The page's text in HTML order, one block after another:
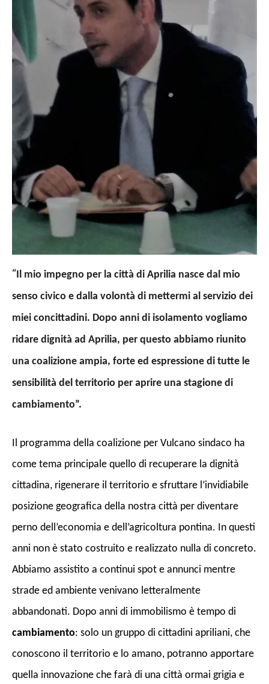
“ Il mio impegno per la città di Aprilia nasce dal mio
senso civico e dalla volontà di mettermi al servizio dei
miei concittadini. Dopo anni di isolamento vogliamo
ridare dignità ad Aprilia, per questo abbiamo riunito
una coalizione ampia, forte ed espressione di tutte le
sensibilità del territorio per aprire una stagione di
cambiamento”.
Il programma della coalizione per Vulcano sindaco ha
come tema principale quello di recuperare la dignità
cittadina, rigenerare il territorio e sfruttare l’invidiabile
posizione geografica della nostra città per diventare
perno dell’economia e dell’agricoltura pontina. In questi
anni non è stato costruito e realizzato nulla di concreto.
Abbiamo assistito a continui spot e annunci mentre
strade ed ambiente venivano letteralmente
abbandonati. Dopo anni di immobilismo è tempo di
cambiamento: solo un gruppo di cittadini apriliani, che
conoscono il territorio e lo amano, potranno apportare
quella innovazione che farà di una città ormai grigia e